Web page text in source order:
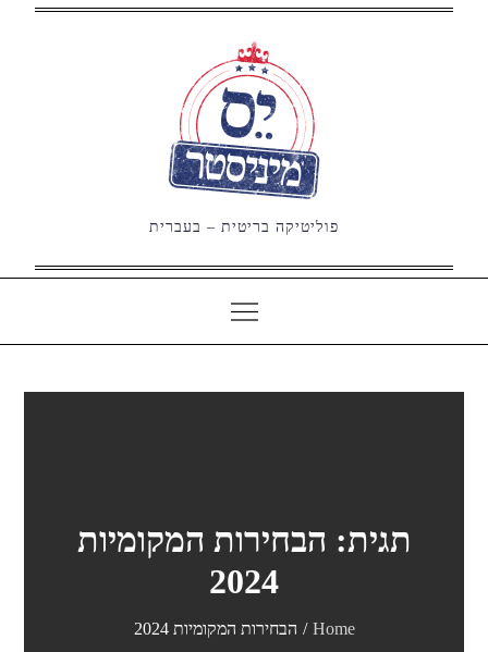
פוליטיקה בריטית – בעברית
תגית: הבחירות המקומיות
2024
Home הבחירות המקומיות 2024